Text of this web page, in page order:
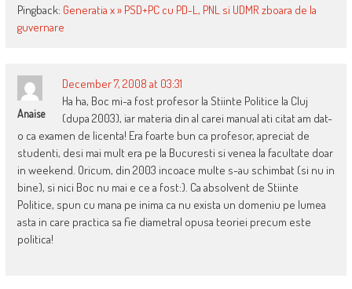
Pingback: Generatia x » PSD+PC cu PD-L, PNL si UDMR zboara de la
guvernare
Anaise
December 7, 2008 at 03:31
Ha ha, Boc mi-a fost profesor la Stiinte Politice la Cluj
(dupa 2003), iar materia din al carei manual ati citat am dat-
o ca examen de licenta! Era foarte bun ca profesor, apreciat de
studenti, desi mai mult era pe la Bucuresti si venea la facultate doar
in weekend. Oricum, din 2003 incoace multe s-au schimbat (si nu in
bine), si nici Boc nu mai e ce a fost:). Ca absolvent de Stiinte
Politice, spun cu mana pe inima ca nu exista un domeniu pe lumea
asta in care practica sa fie diametral opusa teoriei precum este
politica!